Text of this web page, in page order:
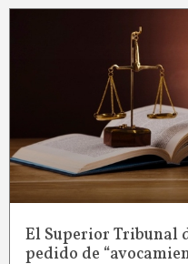
El Superior Tribunal
pedido de